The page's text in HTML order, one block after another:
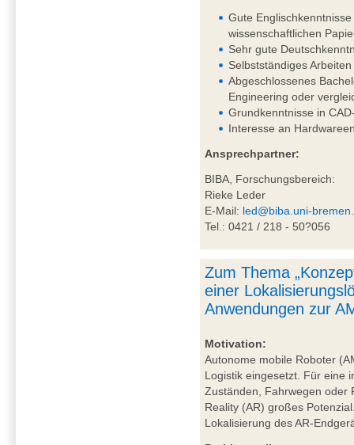
Gute
wissenschaftlichen
Sehr gute
Selbstständiges
Abgeschlossenes
Engineering oder
Grundkenntnisse in
Interesse an
Ansprechpartner:
BIBA, Forschungsbereich:
Rieke Leder
E-Mail: led@biba.uni-
Tel.: 0421 / 218 - 50?056
Zum Thema
einer
Anwendungen zur
Motivation:
Autonome mobile Roboter
Logistik eingesetzt. Für eine
Zuständen, Fahrwegen oder
Reality (AR) großes
Lokalisierung des AR-